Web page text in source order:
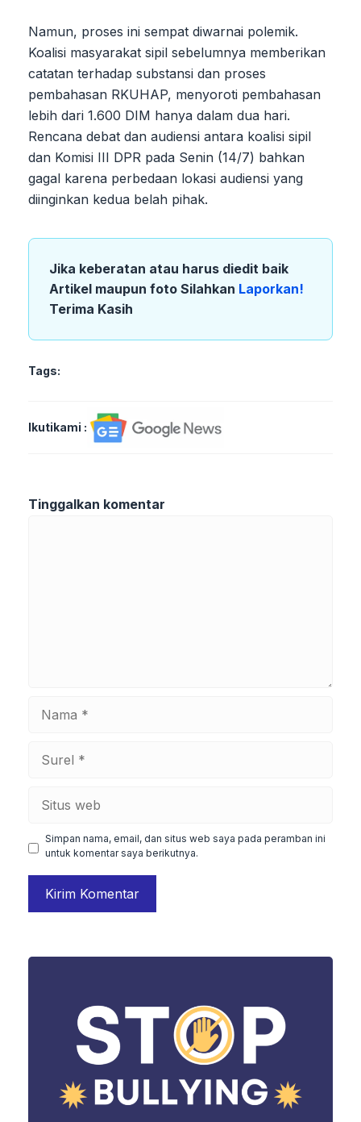
Namun, proses ini sempat diwarnai polemik.
Koalisi masyarakat sipil sebelumnya memberikan
catatan terhadap substansi dan proses
pembahasan RKUHAP, menyoroti pembahasan
lebih dari 1.600 DIM hanya dalam dua hari.
Rencana debat dan audiensi antara koalisi sipil
dan Komisi III DPR pada Senin (14/7) bahkan
gagal karena perbedaan lokasi audiensi yang
diinginkan kedua belah pihak.
Jika keberatan atau harus diedit baik
Artikel maupun foto Silahkan Laporkan!
Terima Kasih
Tags:
Ikutikami :
Tinggalkan komentar
Simpan nama, email, dan situs web saya pada peramban ini
untuk komentar saya berikutnya.